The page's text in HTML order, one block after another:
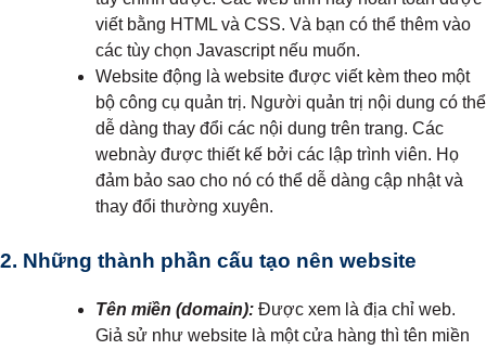
viết bằng HTML và CSS. Và bạn có thể thêm vào
các tùy chọn Javascript nếu muốn.
Website động là website được viết kèm theo một
bộ công cụ quản trị. Người quản trị nội dung có thể
dễ dàng thay đổi các nội dung trên trang. Các
webnày được thiết kế bởi các lập trình viên. Họ
đảm bảo sao cho nó có thể dễ dàng cập nhật và
thay đổi thường xuyên.
2. Những thành phần cấu tạo nên website
Tên miền (domain): Được xem là địa chỉ web.
Giả sử như website là một cửa hàng thì tên miền